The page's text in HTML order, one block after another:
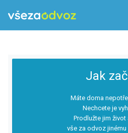
Jak
Máte doma
Nechcete je
Prodlužte jim život
vše za odvoz jinému